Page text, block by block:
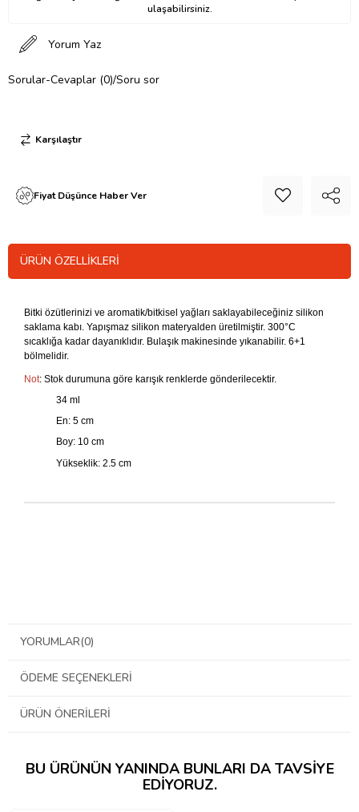
ulaşabilirsiniz.
Yorum Yaz
Sorular-Cevaplar (0)/Soru sor
Karşılaştır
Fiyat Düşünce Haber Ver
ÜRÜN ÖZELLIKLERI
Bitki özütlerinizi ve aromatik/bitkisel yağları saklayabileceğiniz silikon
saklama kabı. Yapışmaz silikon materyalden üretilmiştir. 300°C
sıcaklığa kadar dayanıklıdır. Bulaşık makinesinde yıkanabilir. 6+1
bölmelidir.
Not: Stok durumuna göre karışık renklerde gönderilecektir.
34 ml
En: 5 cm
Boy: 10 cm
Yükseklik: 2.5 cm
YORUMLAR(0)
ÖDEME SEÇENEKLERI
ÜRÜN ÖNERILERI
BU ÜRÜNÜN YANINDA BUNLARI DA TAVSIYE
EDIYORUZ.